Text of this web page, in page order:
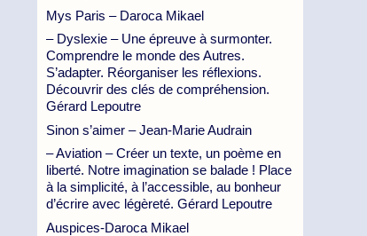
Mys Paris – Daroca Mikael
– Dyslexie – Une épreuve à surmonter.
Comprendre le monde des Autres.
S’adapter. Réorganiser les réflexions.
Découvrir des clés de compréhension.
Gérard Lepoutre
Sinon s’aimer – Jean-Marie Audrain
– Aviation – Créer un texte, un poème en
liberté. Notre imagination se balade ! Place
à la simplicité, à l’accessible, au bonheur
d’écrire avec légèreté. Gérard Lepoutre
Auspices-Daroca Mikael